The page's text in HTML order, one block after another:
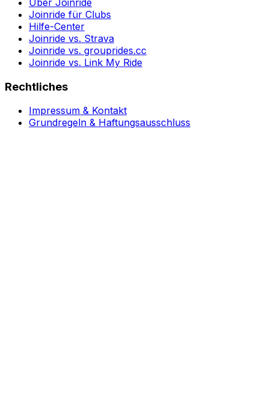
Joinride für Clubs
Hilfe-Center
Joinride vs. Strava
Joinride vs. grouprides.cc
Joinride vs. Link My Ride
Rechtliches
Impressum & Kontakt
Grundregeln & Haftungsausschluss